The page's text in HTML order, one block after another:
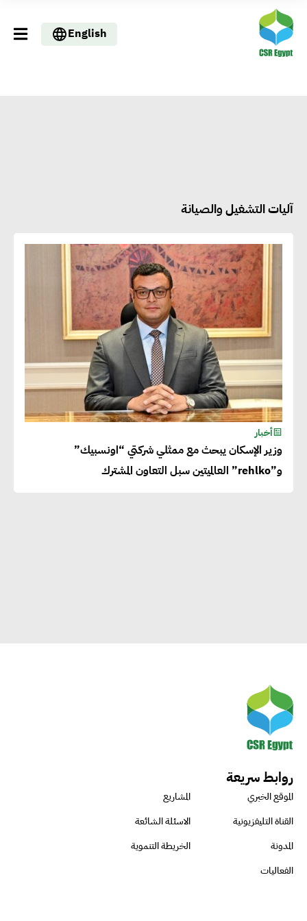
English
آليات التشغيل والصيانة
أخبار
وزير الإسكان يبحث مع ممثلي شركتي “اونسبيك”
و”rehlko” العالميتين سبل التعاون المشترك
روابط سريعة
الموقع الخبري
المشاريع
القناة التليفزيونية
الاسئلة الشائعة
المدونة
الخريطة التنموية
الفعاليات